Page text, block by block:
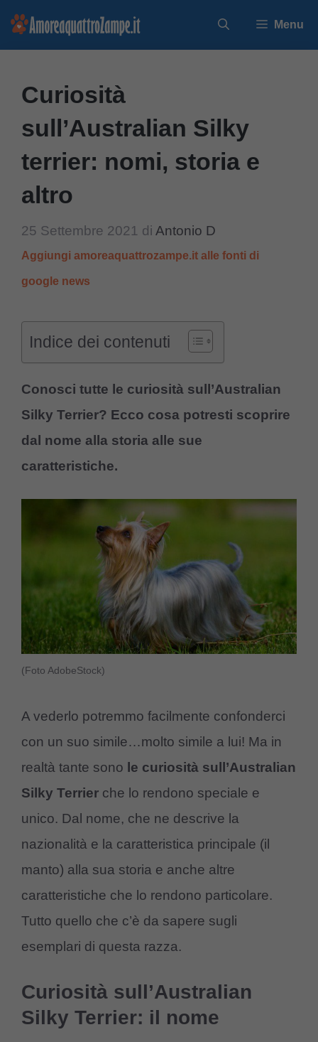
Vai
Menu
Curiosità
sull’Australian Silky
terrier: nomi, storia e
altro
25 Settembre 2021 di Antonio D
Aggiungi amoreaquattrozampe.it alle fonti di
google news
Indice dei contenuti
Conosci tutte le curiosità sull’Australian
Silky Terrier? Ecco cosa potresti scoprire
dal nome alla storia alle sue
caratteristiche.
(Foto AdobeStock)
A vederlo potremmo facilmente confonderci
con un suo simile…molto simile a lui! Ma in
realtà tante sono le curiosità sull’Australian
Silky Terrier che lo rendono speciale e
unico. Dal nome, che ne descrive la
nazionalità e la caratteristica principale (il
manto) alla sua storia e anche altre
caratteristiche che lo rendono particolare.
Tutto quello che c’è da sapere sugli
esemplari di questa razza.
Curiosità sull’Australian
Silky Terrier: il nome